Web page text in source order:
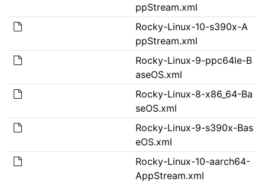
ppStream.xml
Rocky-Linux-10-s390x-A
ppStream.xml
Rocky-Linux-9-ppc64le-B
aseOS.xml
Rocky-Linux-8-x86_64-Ba
seOS.xml
Rocky-Linux-9-s390x-Bas
eOS.xml
Rocky-Linux-10-aarch64-
AppStream.xml